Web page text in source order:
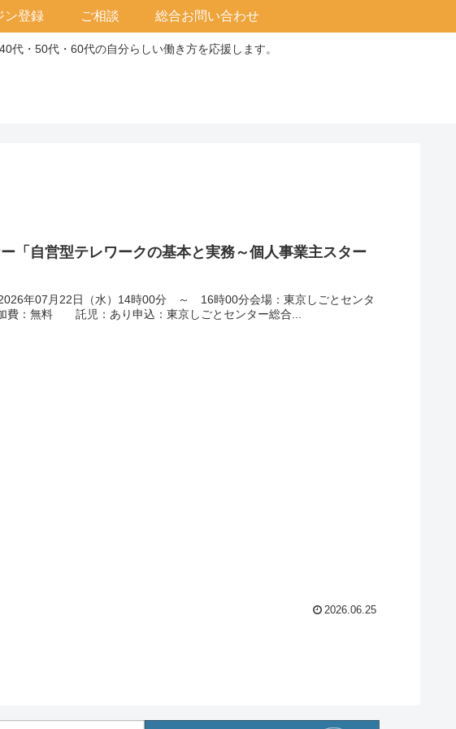
・50代・60代の自分らしい働き方を応援します。
ン登録 ご相談 総合お問い合わせ
「自営型テレワークの基本と実務～個人事業主スター
年07月22日（水）14時00分 ～ 16時00分会場：東京しごとセンタ
費：無料 託児：あり申込：東京しごとセンター総合...
2026.06.25